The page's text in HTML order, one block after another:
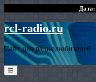
rcl-radio.ru
Сайт для радиолюбителей
☰